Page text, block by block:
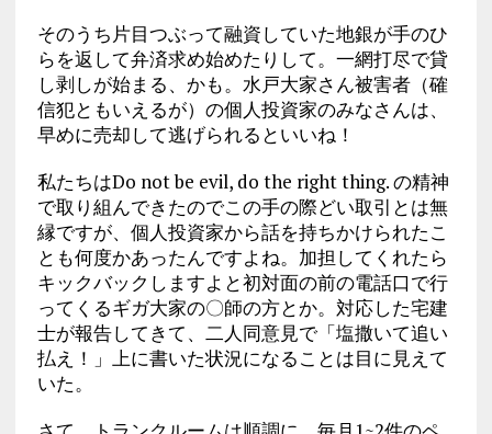
そのうち片目つぶって融資していた地銀が手のひ
らを返して弁済求め始めたりして。一網打尽で貸
し剥しが始まる、かも。水戸大家さん被害者（確
信犯ともいえるが）の個人投資家のみなさんは、
早めに売却して逃げられるといいね！
私たちはDo not be evil, do the right thing. の精神
で取り組んできたのでこの手の際どい取引とは無
縁ですが、個人投資家から話を持ちかけられたこ
とも何度かあったんですよね。加担してくれたら
キックバックしますよと初対面の前の電話口で行
ってくるギガ大家の〇師の方とか。対応した宅建
士が報告してきて、二人同意見で「塩撒いて追い
払え！」上に書いた状況になることは目に見えて
いた。